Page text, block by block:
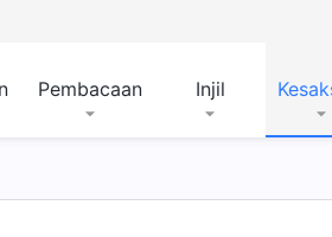
Pembacaan Injil